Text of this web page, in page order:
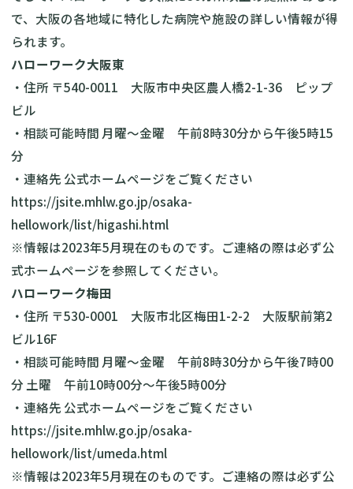
で、大阪の各地域に特化した病院や施設の詳しい情報が得
られます。
ハローワーク大阪東
・住所 〒540-0011 大阪市中央区農人橋2-1-36 ピップ
ビル
・相談可能時間 月曜～金曜 午前8時30分から午後5時15
分
・連絡先 公式ホームページをご覧ください
https://jsite.mhlw.go.jp/osaka-
hellowork/list/higashi.html
※情報は2023年5月現在のものです。ご連絡の際は必ず公
式ホームページを参照してください。
ハローワーク梅田
・住所 〒530-0001 大阪市北区梅田1-2-2 大阪駅前第2
ビル16F
・相談可能時間 月曜～金曜 午前8時30分から午後7時00
分 土曜 午前10時00分～午後5時00分
・連絡先 公式ホームページをご覧ください
https://jsite.mhlw.go.jp/osaka-
hellowork/list/umeda.html
※情報は2023年5月現在のものです。ご連絡の際は必ず公